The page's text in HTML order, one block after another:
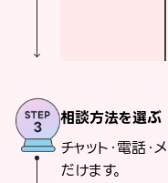
相談方法を選ぶ
チャット・電話
だけます。